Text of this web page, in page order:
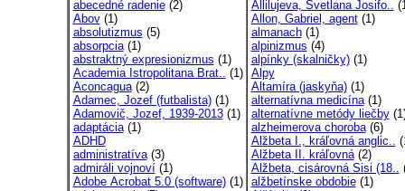
abecedné radenie(2)
Abov(1)
absolutizmus (5)
absorpcia(1)
abstraktný expresionizmus (1)
Academia Istropolitana Brat.. (1)
Aconcagua(2)
Adamec, Jozef (futbalista)(1)
Adamovič, Jozef, 1939-2013(1)
adaptácia(1)
ADHD
administratíva(3)
admiráli vojnoví(1)
Adobe Acrobat 5.0 (software)(1)
Allilujeva, Svetlana Josifo..
Allon, Gabriel, agent(1)
almanach(1)
alpinizmus (4)
alpínky (skalničky)(1)
Alpy
Altamíra (jaskyňa)(1)
alternatívna medicína(1)
alternatívne metódy liečby
alzheimerova choroba(6)
Alžbeta I., kráľovná anglic..
Alžbeta II. kráľovná(2)
Alžbeta, cisárovná Sisi (18..
alžbetínske obdobie(1)